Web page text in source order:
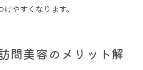
やすくなります。
問美容のメリット解